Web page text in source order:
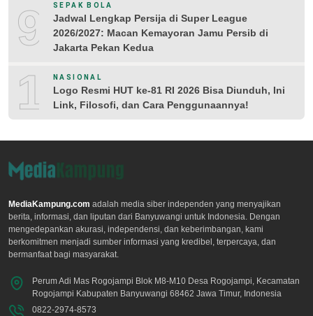
9 SEPAK BOLA
Jadwal Lengkap Persija di Super League
2026/2027: Macan Kemayoran Jamu Persib di
Jakarta Pekan Kedua
10NASIONAL
Logo Resmi HUT ke-81 RI 2026 Bisa Diunduh, Ini
Link, Filosofi, dan Cara Penggunaannya!
MediaKampung.com adalah media siber independen yang menyajikan
berita, informasi, dan liputan dari Banyuwangi untuk Indonesia. Dengan
mengedepankan akurasi, independensi, dan keberimbangan, kami
berkomitmen menjadi sumber informasi yang kredibel, terpercaya, dan
bermanfaat bagi masyarakat.
Perum Adi Mas Rogojampi Blok M8-M10 Desa Rogojampi, Kecamatan
Rogojampi Kabupaten Banyuwangi 68462 Jawa Timur, Indonesia
0822-2974-8573